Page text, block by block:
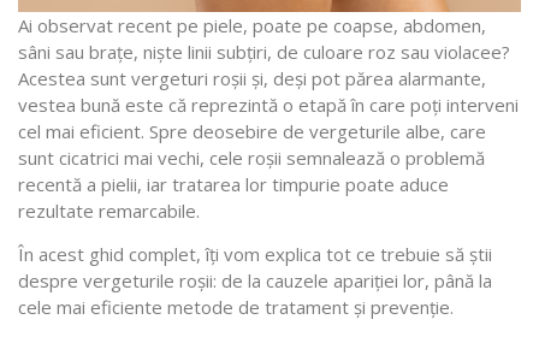
Ai observat recent pe piele, poate pe coapse, abdomen,
sâni sau brațe, niște linii subțiri, de culoare roz sau violacee?
Acestea sunt vergeturi roșii și, deși pot părea alarmante,
vestea bună este că reprezintă o etapă în care poți interveni
cel mai eficient. Spre deosebire de vergeturile albe, care
sunt cicatrici mai vechi, cele roșii semnalează o problemă
recentă a pielii, iar tratarea lor timpurie poate aduce
rezultate remarcabile.
În acest ghid complet, îți vom explica tot ce trebuie să știi
despre vergeturile roșii: de la cauzele apariției lor, până la
cele mai eficiente metode de tratament și prevenție.